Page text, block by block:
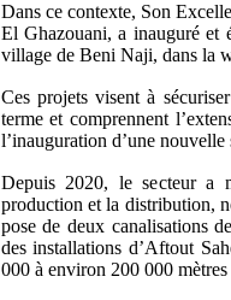
Dans ce contexte, Son
El Ghazouani, a inauguré et
village de Beni Naji, dans la
Ces projets visent à
terme et comprennent
l’inauguration d’une nouvelle
Depuis 2020, le secteur a
production et la distribution,
pose de deux canalisations
des installations d’Aftout
000 à environ 200 000